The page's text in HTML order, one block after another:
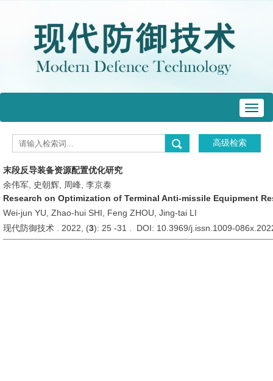
末段反导装备资源配置优化研究
余伟军, 史朝辉, 周峰, 李京泰
Research on Optimization of Terminal Anti-missile Equipment
Wei-jun YU, Zhao-hui SHI, Feng ZHOU, Jing-tai LI
现代防御技术 . 2022, (3): 25 -31 . DOI: 10.3969/j.issn.1009-